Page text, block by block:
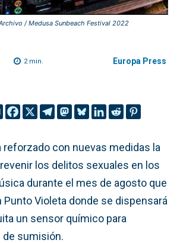
/ Medusa Sunbeach Festival 2022
2min. Europa Press
reforzado con nuevas medidas la
los delitos sexuales en los
durante el mes de agosto que
Punto Violeta donde se dispensará
un sensor químico para
sumisión.